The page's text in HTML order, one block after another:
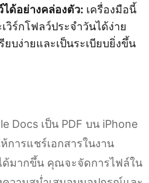
ได้อย่างคล่องตัว: เครื่องมือนี้
วิร์กโฟลว์ประจำวันได้ง่าย
บง่ายและเป็นระเบียบยิ่งขึ้น
Docs เป็น PDF บน iPhone
การแชร์เอกสารในงาน
ด้มากขึ้น คุณจะจัดการไฟล์ใน